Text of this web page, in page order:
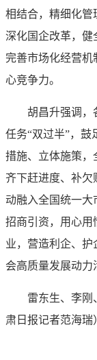
相结合，精细化管
深化国企改革，健
完善市场化经营
心竞争力。
胡昌升强调，
任务“双过半”，
措施、立体施策，
齐下赶进度、补欠
动融入全国统一大
招商引资，用心用
业，营造利企、护
会高质量发展动力
雷东生、李刚
肃日报记者范海瑞